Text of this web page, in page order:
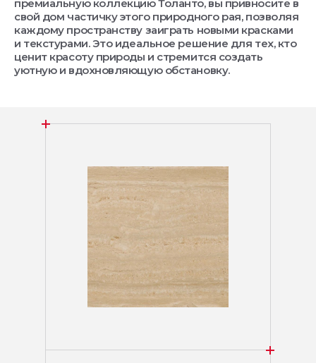
премиальную коллекцию Толанто, вы привносите в
свой дом частичку этого природного рая, позволяя
каждому пространству заиграть новыми красками
и текстурами. Это идеальное решение для тех, кто
ценит красоту природы и стремится создать
уютную и вдохновляющую обстановку.